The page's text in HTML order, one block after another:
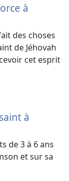
à
des choses
de Jéhovah
cet esprit
à
de 3 à 6 ans
et sur sa